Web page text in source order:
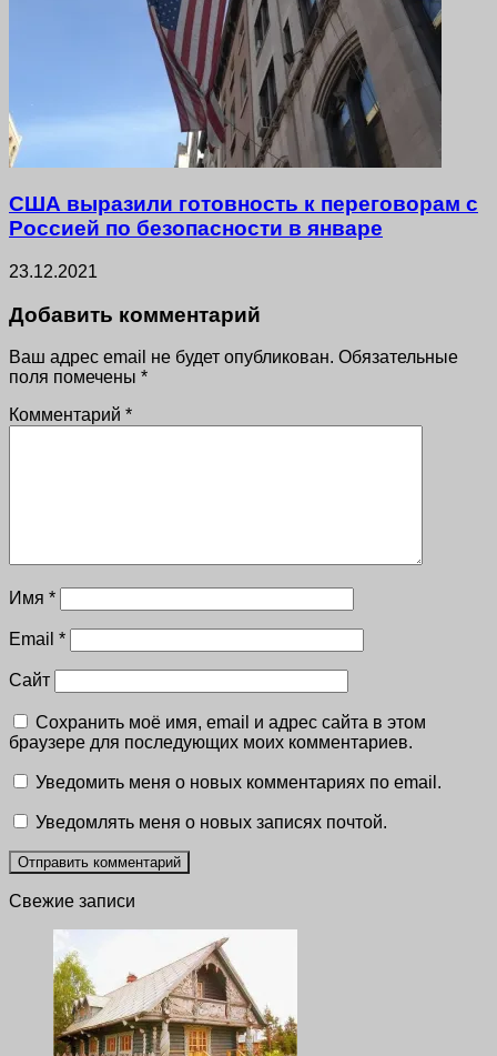
США выразили готовность к переговорам с
Россией по безопасности в январе
23.12.2021
Добавить комментарий
Ваш адрес email не будет опубликован. Обязательные
поля помечены *
Комментарий *
Имя *
Email *
Сайт
Сохранить моё имя, email и адрес сайта в этом
браузере для последующих моих комментариев.
Уведомить меня о новых комментариях по email.
Уведомлять меня о новых записях почтой.
Свежие записи